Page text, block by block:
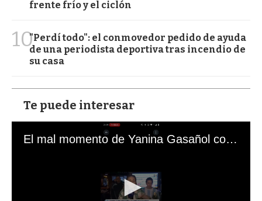
frente frío y el ciclón
10"Perdí todo": el conmovedor pedido de ayuda
de una periodista deportiva tras incendio de
su casa
Te puede interesar
El mal momento de Yanina Gasañol con un hincha argentino en "Subrayado"